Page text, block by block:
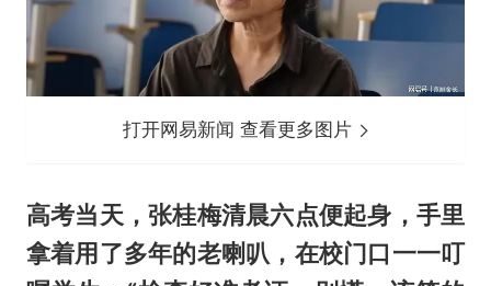
打开网易新闻 查看更多图片
高考当天，张桂梅清晨六点便起身，手里
拿着用了多年的老喇叭，在校门口一一叮